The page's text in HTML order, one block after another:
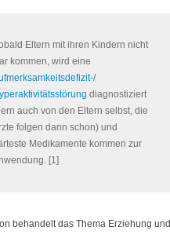
Eltern mit ihren Kindern nicht
kommen, wird eine
diagnostiziert
auch von den Eltern selbst, die
folgen dann schon) und
Medikamente kommen zur
[1]
behandelt das Thema Erziehung und